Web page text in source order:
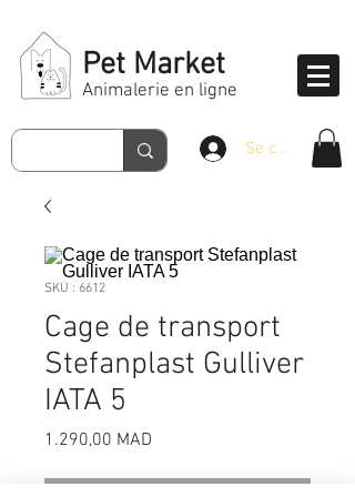
Pet Market
Animalerie en ligne
Se connecter
SKU : 6612
Cage de transport
Stefanplast Gulliver
IATA 5
1.290,00 MAD